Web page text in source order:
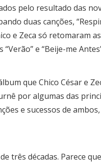
pelo resultado das
duas canções,
e Zeca só retomaram
e “Beije-me
que Chico César e
por algumas das
e sucessos de
três décadas. Parece